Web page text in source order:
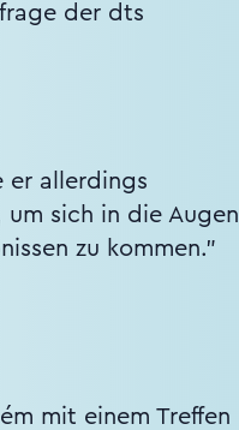
der dts
er allerdings
sich in die Augen
zu kommen."
mit einem Treffen